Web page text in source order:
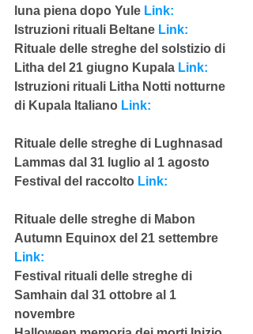
luna piena dopo Yule Link:
Istruzioni rituali Beltane Link:
Rituale delle streghe del solstizio di
Litha del 21 giugno Kupala Link:
Istruzioni rituali Litha Notti notturne
di Kupala Italiano Link:
Rituale delle streghe di Lughnasad
Lammas dal 31 luglio al 1 agosto
Festival del raccolto Link:
Rituale delle streghe di Mabon
Autumn Equinox del 21 settembre
Link:
Festival rituali delle streghe di
Samhain dal 31 ottobre al 1
novembre